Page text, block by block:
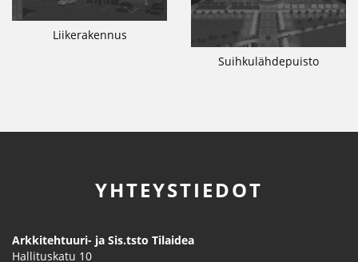
Liikerakennus
Suihkulähdepuisto
YHTEYSTIEDOT
Arkkitehtuuri- ja Sis.tsto Tilaidea
Hallituskatu 10